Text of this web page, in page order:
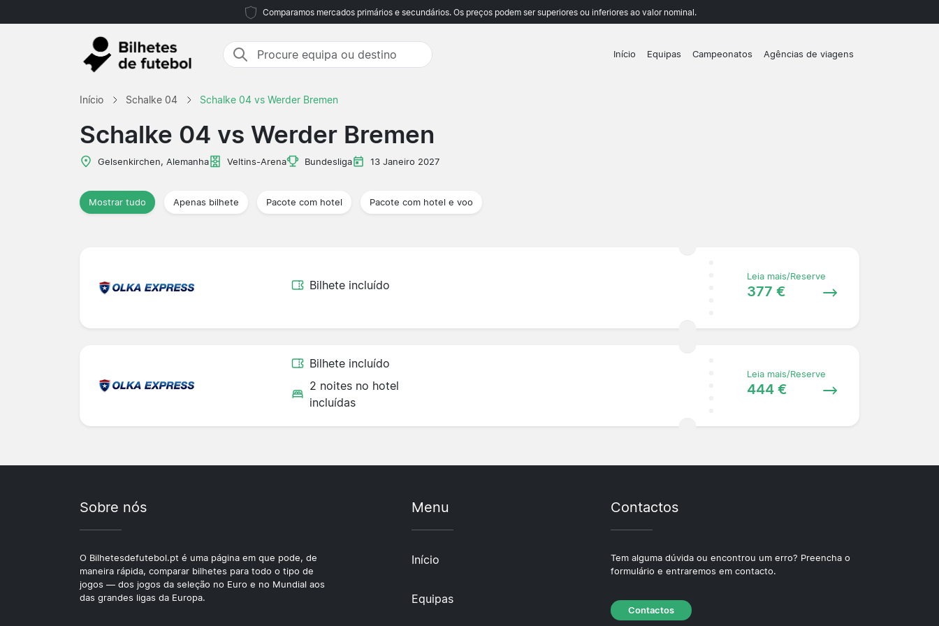
Comparamos mercados primários e secundários. Os preços podem ser superiores ou inferiores ao valor nominal.
Início Equipas Campeonatos Agências de viagens
Início Schalke 04 Schalke 04 vs Werder Bremen
Schalke 04 vs Werder Bremen
Gelsenkirchen, Alemanha Veltins-Arena Bundesliga 13 Janeiro 2027
Mostrar tudo Apenas bilhete Pacote com hotel Pacote com hotel e voo
Bilhete incluído
Leia mais/Reserve
377 €
Bilhete incluído
2 noites no hotel
incluídas
Leia mais/Reserve
444 €
Sobre nós
O Bilhetesdefutebol.pt é uma página em que pode, de
maneira rápida, comparar bilhetes para todo o tipo de
jogos — dos jogos da seleção no Euro e no Mundial aos
das grandes ligas da Europa.
Menu
Início
Equipas
Contactos
Tem alguma dúvida ou encontrou um erro? Preencha o
formulário e entraremos em contacto.
Contactos